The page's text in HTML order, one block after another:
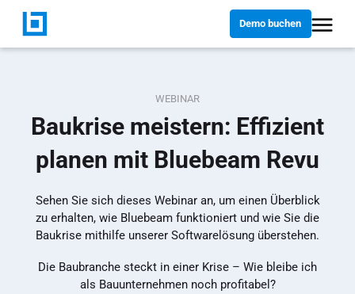
Demo buchen
WEBINAR
Baukrise meistern: Effizient
planen mit Bluebeam Revu
Sehen Sie sich dieses Webinar an, um einen Überblick
zu erhalten, wie Bluebeam funktioniert und wie Sie die
Baukrise mithilfe unserer Softwarelösung überstehen.
Die Baubranche steckt in einer Krise – Wie bleibe ich
als Bauunternehmen noch profitabel?